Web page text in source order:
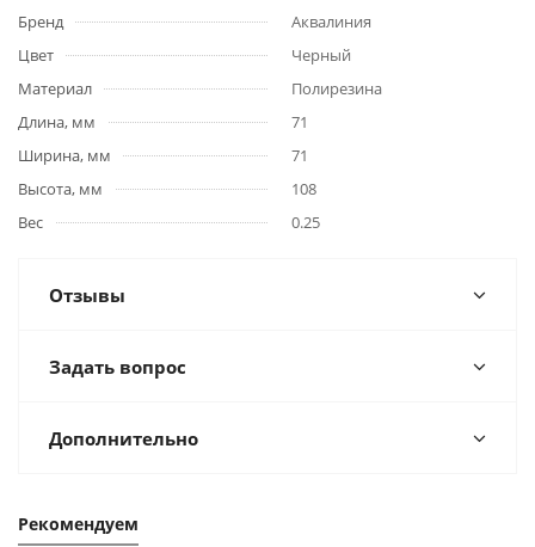
Бренд
Аквалиния
Цвет
Черный
Материал
Полирезина
Длина, мм
71
Ширина, мм
71
Высота, мм
108
Вес
0.25
Отзывы
Задать вопрос
Дополнительно
Рекомендуем